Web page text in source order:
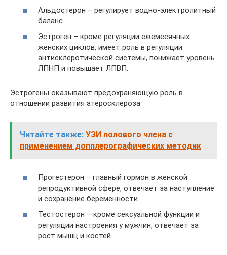
Альдостерон – регулирует водно-электролитный
баланс.
Эстроген – кроме регуляции ежемесячных
женских циклов, имеет роль в регуляции
антисклеротической системы, понижает уровень
ЛПНП и повышает ЛПВП.
Эстрогены оказывают предохраняющую роль в
отношении развития атеросклероза
Читайте также: УЗИ полового члена с
применением допплерографических методик
Прогестерон – главный гормон в женской
репродуктивной сфере, отвечает за наступление
и сохранение беременности.
Тестостерон – кроме сексуальной функции и
регуляции настроения у мужчин, отвечает за
рост мышц и костей.